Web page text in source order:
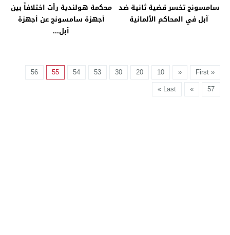
سامسونج تخسر قضية ثانية ضد
آبل في المحاكم الألمانية
محكمة هولندية رأت اختلافاً بين
أجهزة سامسونج عن أجهزة
آبل...
« First
«
10
20
30
53
54
55
56
57
»
Last »